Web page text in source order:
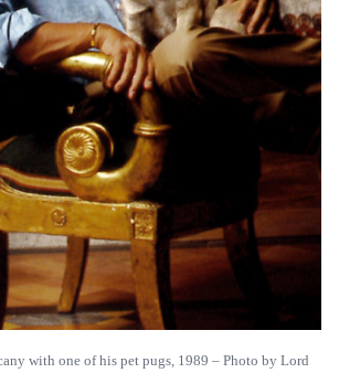
with one of his pet pugs, 1989 – Photo by Lord